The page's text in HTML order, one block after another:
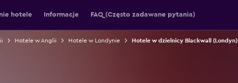
hotele Informacje FAQ (Często zadawane pytania)
Hotele w Anglii Hotele w Londynie Hotele w dzielnicy Blackwall (Londyn)